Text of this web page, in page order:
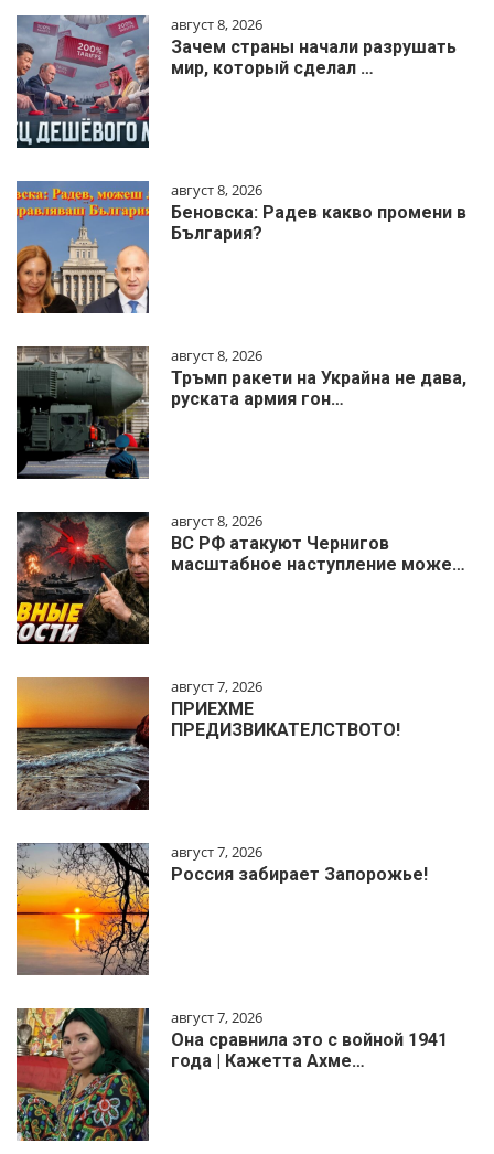
август 8, 2026
Зачем страны начали разрушать
мир, который сделал …
август 8, 2026
Беновска: Радев какво промени в
България?
август 8, 2026
Тръмп ракети на Украйна не дава,
руската армия гон…
август 8, 2026
ВС РФ атакуют Чернигов
масштабное наступление може…
август 7, 2026
ПРИЕХМЕ
ПРЕДИЗВИКАТЕЛСТВОТО!
август 7, 2026
Россия забирает Запорожье!
август 7, 2026
Она сравнила это с войной 1941
года | Кажетта Ахме…